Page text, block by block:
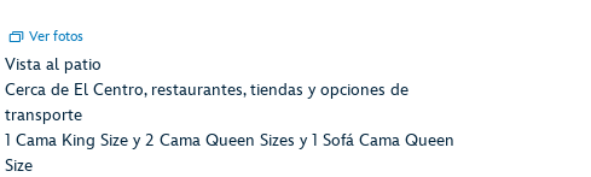
Ver fotos
Vista al patio
Cerca de El Centro, restaurantes, tiendas y opciones de
transporte
1 Cama King Size y 2 Cama Queen Sizes y 1 Sofá Cama Queen
Size